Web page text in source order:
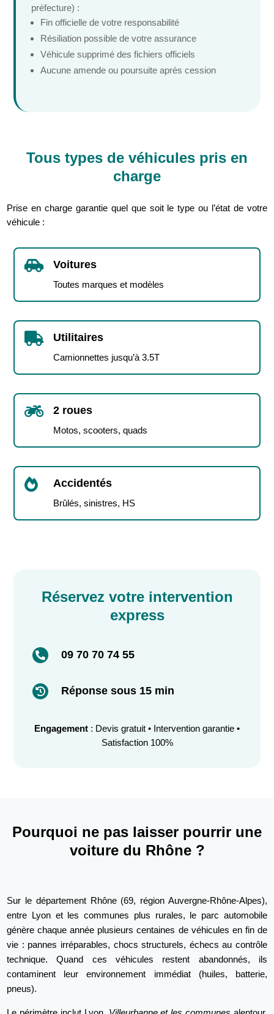
préfecture) :
Fin officielle de votre responsabilité
Résiliation possible de votre assurance
Véhicule supprimé des fichiers officiels
Aucune amende ou poursuite après cession
Tous types de véhicules pris en
charge
Prise en charge garantie quel que soit le type ou l’état de votre
véhicule :
 Voitures
Toutes marques et modèles
 Utilitaires
Camionnettes jusqu’à 3.5T
 2 roues
Motos, scooters, quads
 Accidentés
Brûlés, sinistres, HS
Réservez votre intervention
express
 09 70 70 74 55
 Réponse sous 15 min
Engagement : Devis gratuit • Intervention garantie •
Satisfaction 100%
Pourquoi ne pas laisser pourrir une
voiture du Rhône ?
Sur le département Rhône (69, région Auvergne-Rhône-Alpes),
entre Lyon et les communes plus rurales, le parc automobile
génère chaque année plusieurs centaines de véhicules en fin de
vie : pannes irréparables, chocs structurels, échecs au contrôle
technique. Quand ces véhicules restent abandonnés, ils
contaminent leur environnement immédiat (huiles, batterie,
pneus).